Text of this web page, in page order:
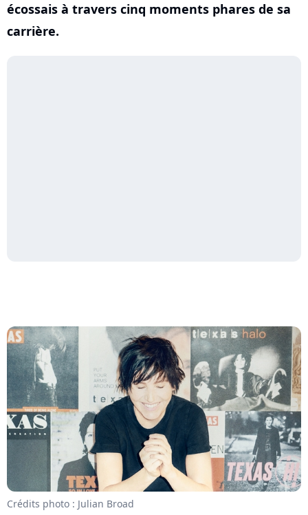
écossais à travers cinq moments phares de sa
carrière.
Crédits photo : Julian Broad